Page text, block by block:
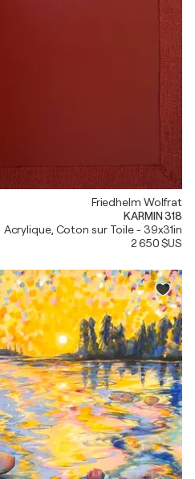
Friedhelm Wolfrat
KARMIN 318
Acrylique, Coton sur Toile - 39x31in
2 650 $US